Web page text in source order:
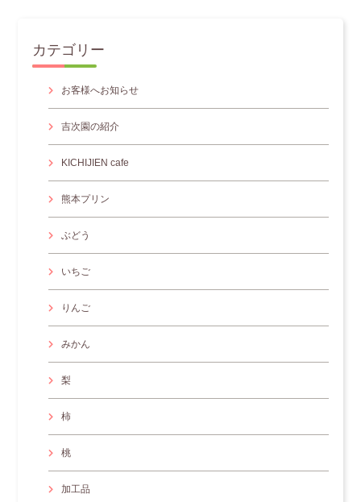
カテゴリー
お客様へお知らせ
吉次園の紹介
KICHIJIEN cafe
熊本プリン
ぶどう
いちご
りんご
みかん
梨
柿
桃
加工品